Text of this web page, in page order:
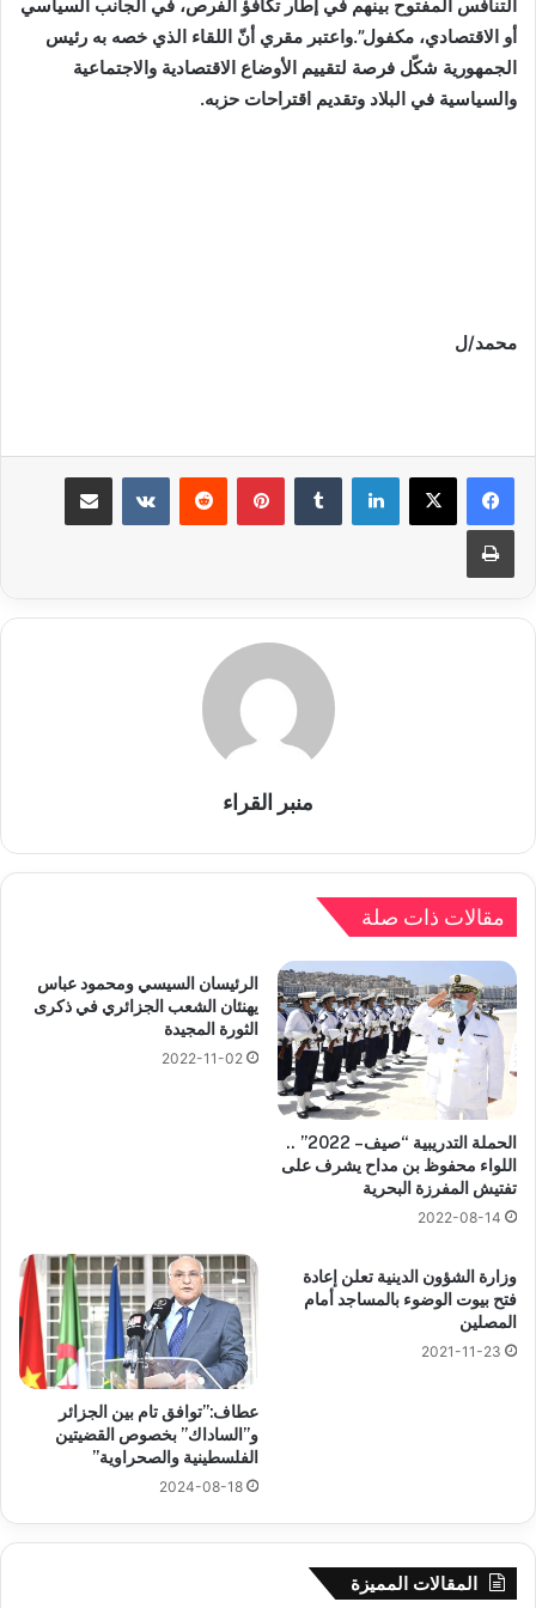
التنافس المفتوح بينهم في إطار تكافؤ الفرص، في الجانب السياسي
أو الاقتصادي، مكفول”.واعتبر مقري أنّ اللقاء الذي خصه به رئيس
الجمهورية شكّل فرصة لتقييم الأوضاع الاقتصادية والاجتماعية
والسياسية في البلاد وتقديم اقتراحات حزبه.
محمد/ل
لينكدإن بينتيريست
طباعة
منبر القراء
مقالات ذات صلة
الحملة التدريبية “صيف – 2022” ..
اللواء محفوظ بن مداح يشرف على
تفتيش المفرزة البحرية
2022-08-14
الرئيسان السيسي ومحمود عباس
يهنئان الشعب الجزائري في ذكرى
الثورة المجيدة
2022-11-02
وزارة الشؤون الدينية تعلن إعادة
فتح بيوت الوضوء بالمساجد أمام
المصلين
2021-11-23
عطاف:”توافق تام بين الجزائر
و”الساداك” بخصوص القضيتين
الفلسطينية والصحراوية”
2024-08-18
المقالات المميزة